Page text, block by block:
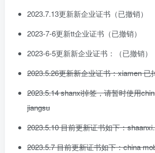
2023.7.13更新新企业证书（已撤销）
2023-7-6更新tt企业证书（已撤销）
2023-6-5更新新企业证书：（已撤销）
2023.5.26更新新企业证书：xiamen 已
2023.5.14 shanxi掉签，请暂时使用
jiangsu
2023.5.10 目前更新证书如下：
2023.5.7 目前更新证书如下：china